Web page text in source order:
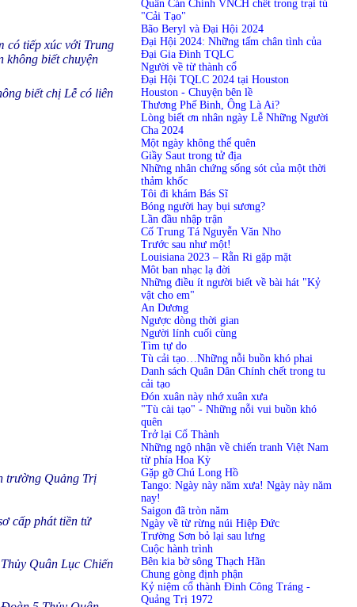
có tiếp xúc với Trung
không biết chuyện
biết chị Lễ có liên
trường Quảng Trị
cấp phát tiền tử
Quân Lục Chiến
Quân Cán Chính VNCH chết trong trại tù
"Cải Tạo"
Bão Beryl và Đại Hội 2024
Đại Hội 2024: Những tấm chân tình của
Đại Gia Đình TQLC
Người về từ thành cổ
Đại Hội TQLC 2024 tại Houston
Houston - Chuyện bên lề
Thương Phế Binh, Ông Là Ai?
Lòng biết ơn nhân ngày Lễ Những Người
Cha 2024
Một ngày không thể quên
Giầy Saut trong tử địa
Những nhân chứng sống sót của một thời
thảm khốc
Tôi đi khám Bás Sĩ
Bóng người hay bụi sương?
Lần đầu nhập trận
Cố Trung Tá Nguyễn Văn Nho
Trước sau như một!
Louisiana 2023 – Rằn Ri gặp mặt
Môt ban nhạc lạ đời
Những điều ít người biết về bài hát "Kỷ
vật cho em"
An Dương
Ngược dòng thời gian
Người lính cuối cùng
Tìm tự do
Tù cải tạo…Những nỗi buồn khó phai
Danh sách Quân Dân Chính chết trong tu
cải tạo
Đón xuân này nhớ xuân xưa
"Tù cài tạo" - Những nỗi vui buồn khó
quên
Trở lại Cổ Thành
Những ngộ nhận về chiến tranh Việt Nam
từ phía Hoa Kỳ
Gặp gỡ Chú Long Hồ
Tango: Ngày này năm xưa! Ngày này năm
nay!
Saigon đã tròn năm
Ngày về từ rừng núi Hiệp Đức
Trường Sơn bỏ lại sau lưng
Cuộc hành trình
Bên kia bờ sông Thạch Hãn
Chung gòng định phận
Kỷ niệm cổ thành Đinh Công Tráng -
Quảng Trị 1972